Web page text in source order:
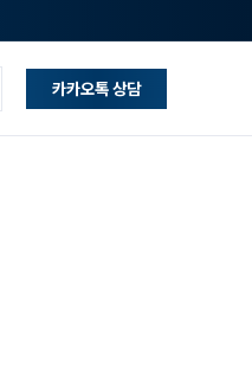
카카오톡 상담